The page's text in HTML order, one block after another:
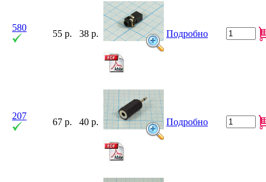
580
55 р. 38 р. Подробно
207
67 р. 40 р. Подробно